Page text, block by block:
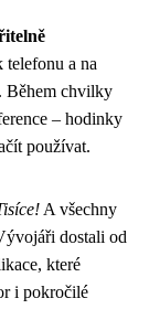
a na
Během chvilky
– hodinky
používat.
A všechny
dostali od
které
i pokročilé